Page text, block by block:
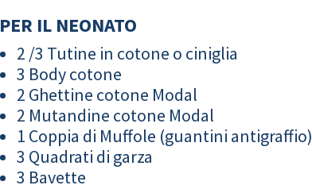
PER IL NEONATO
2 /3 Tutine in cotone o ciniglia
3 Body cotone
2 Ghettine cotone Modal
2 Mutandine cotone Modal
1 Coppia di Muffole (guantini antigraffio)
3 Quadrati di garza
3 Bavette